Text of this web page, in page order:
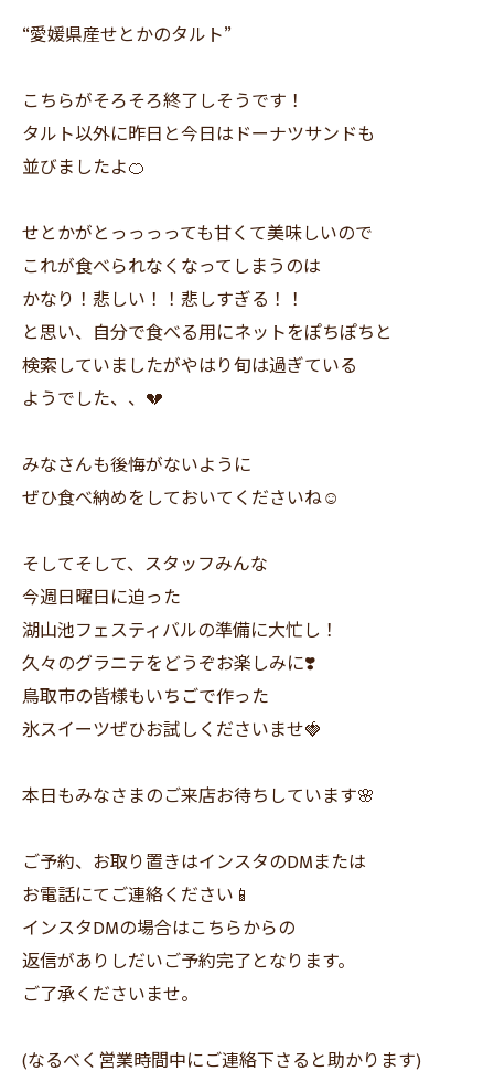
“愛媛県産せとかのタルト”
こちらがそろそろ終了しそうです！
タルト以外に昨日と今日はドーナツサンドも
並びましたよ🍊
せとかがとっっっっても甘くて美味しいので
これが食べられなくなってしまうのは
かなり！悲しい！！悲しすぎる！！
と思い、自分で食べる用にネットをぽちぽちと
検索していましたがやはり旬は過ぎている
ようでした、、💔
みなさんも後悔がないように
ぜひ食べ納めをしておいてくださいね☺️
そしてそして、スタッフみんな
今週日曜日に迫った
湖山池フェスティバルの準備に大忙し！
久々のグラニテをどうぞお楽しみに❣️
鳥取市の皆様もいちごで作った
氷スイーツぜひお試しくださいませ🍓
本日もみなさまのご来店お待ちしています🌸
ご予約、お取り置きはインスタのDMまたは
お電話にてご連絡ください📱
インスタDMの場合はこちらからの
返信がありしだいご予約完了となります。
ご了承くださいませ。
(なるべく営業時間中にご連絡下さると助かります)